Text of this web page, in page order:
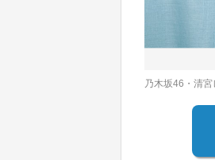
乃木坂46・清